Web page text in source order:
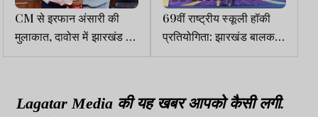
CM से इरफान अंसारी की
मुलाकात, दावोस में झारखंड के
प्रतिनिधित्व पर हुई चर्चा
69वीं राष्ट्रीय स्कूली हॉकी
प्रतियोगिता: झारखंड बालक-
बालिका दोनों वर्गों में बना
Lagatar Media की यह खबर आपको कैसी लगी.